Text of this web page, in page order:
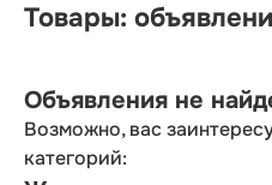
Товары:
Объявления не
Возможно, вас
категорий: